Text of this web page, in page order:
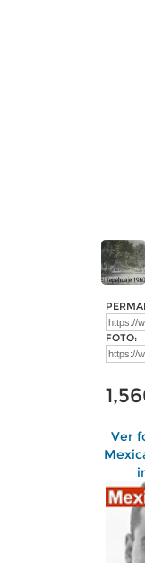
FOTO:
Ver